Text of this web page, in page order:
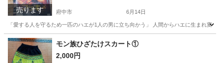
売ります 府中市 6月14日
「愛する人を守るため一匹のハエが1人の男に立ち向かう」 人間からハエに生まれ変
東京 府中市 カードゲーム DVD
モン族ひざたけスカート①
2,000円